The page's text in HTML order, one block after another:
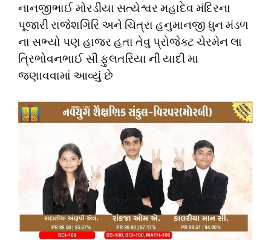
નાનજીભાઈ મોરડીયા સત્યેશ્વર મહાદેવ મંદિરના
પૂજારી રાજેશગિરિ અને ચિત્રા હનુમાનજી ધુન મંડળ
ના સભ્યો પણ હાજર હતા તેવુ પ્રોજેક્ટ ચેરમેન લા
ત્રિભોવનભાઈ સી ફુલતરિયા ની યાદી મા
જણાવવામાં આવ્યું છે